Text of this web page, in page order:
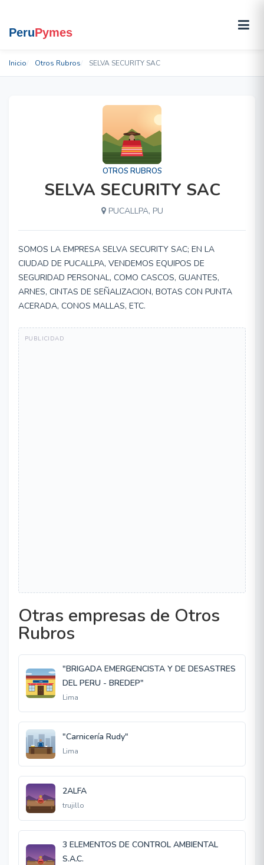
Inicio Otros Rubros SELVA SECURITY SAC
OTROS RUBROS
SELVA SECURITY SAC
PUCALLPA, PU
SOMOS LA EMPRESA SELVA SECURITY SAC; EN LA
CIUDAD DE PUCALLPA, VENDEMOS EQUIPOS DE
SEGURIDAD PERSONAL, COMO CASCOS, GUANTES,
ARNES, CINTAS DE SEÑALIZACION, BOTAS CON PUNTA
ACERADA, CONOS MALLAS, ETC.
Otras empresas de Otros
Rubros
"BRIGADA EMERGENCISTA Y DE DESASTRES
DEL PERU - BREDEP"
Lima
"Carnicería Rudy"
Lima
2ALFA
trujillo
3 ELEMENTOS DE CONTROL AMBIENTAL
S.A.C.